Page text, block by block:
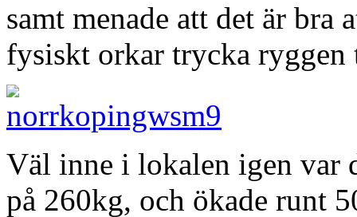
samt menade att det är bra
fysiskt orkar trycka
Väl inne i lokalen igen var
på 260kg, och ökade runt